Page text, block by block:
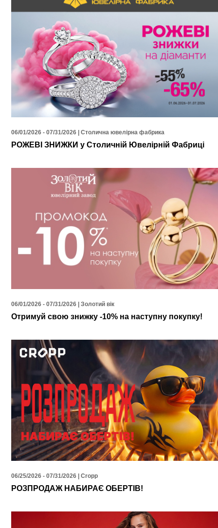
06/01/2026 - 07/31/2026 | Столична ювелірна фабрика
РОЖЕВІ ЗНИЖКИ у Столичній Ювелірній Фабриці
06/01/2026 - 07/31/2026 | Золотий вік
Отримуй свою знижку -10% на наступну покупку!
06/25/2026 - 07/31/2026 | Cropp
РОЗПРОДАЖ НАБИРАЄ ОБЕРТІВ!